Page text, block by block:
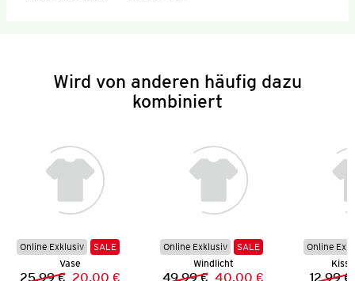
Wird von anderen häufig dazu
kombiniert
Online Exklusiv
SALE
Vase
25,99 € 20,00 €
Online Exklusiv
SALE
Windlicht
49,99 € 40,00 €
Online
12,99 €